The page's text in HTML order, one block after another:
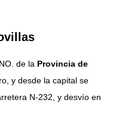
de la Provincia de
y desde la capital se
N-232, y desvío en